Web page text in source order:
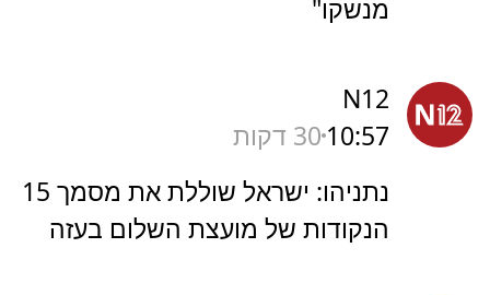
מנשקו"
N12
10:57 30 דקות
נתניהו: ישראל שוללת את מסמך 15
הנקודות של מועצת השלום בעזה